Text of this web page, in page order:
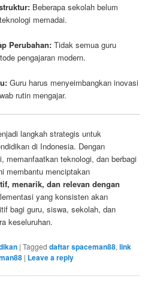
Beberapa sekolah belum
memadai.
Perubahan:Tidak semua guru
pengajaran modern.
Guru harus menyeimbangkan inovasi
rutin mengajar.
langkah strategis untuk
di Indonesia. Dengan
memanfaatkan teknologi, dan berbagi
membantu menciptakan
menarik, dan relevan dengan
yang konsisten akan
bagi guru, siswa, sekolah, dan
keseluruhan.
|Tagged daftar spaceman88,link
| Leave a reply